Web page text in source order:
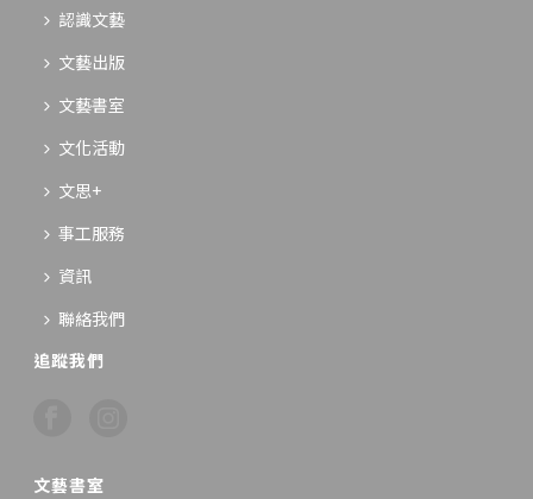
認識文藝
文藝出版
文藝書室
文化活動
文思+
事工服務
資訊
聯絡我們
追蹤我們
文藝書室